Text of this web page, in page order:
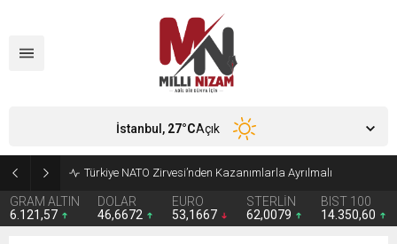
Türkiye NATO Zirvesi’nden Kazanımlarla Ayrılmalı
GRAM ALTIN
6.121,57
DOLAR
46,6672
EURO
53,1667
STERLİN
62,0079
BIST 100
14.350,60
İstanbul, 27°CAçık